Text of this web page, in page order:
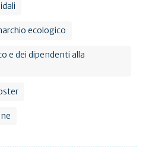
ecologico
e dei dipendenti alla